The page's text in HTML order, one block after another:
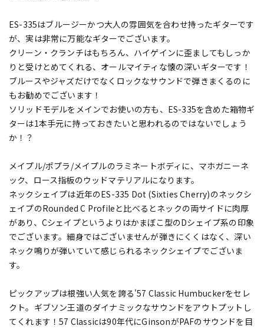
ES-335はブルージーかつ大人の雰囲気を合わせ持ったギターです
が、実は非常に万能なギターでございます。
クリーン・クランチはもちろん、ハイゲインに歪ましてもしっか
りと受けとめてくれる、オールマイティな懐の深いギターです！
ブルースやジャズだけでなくロックなサウンドで弾きまくるのに
もお勧めでございます！
ソリッドモデルをメインでお使いの方も、ES-335を含めた箱物ギ
ターは1本手元に持っておきたいと思われるのではないでしょう
か！？
メイプル/ポプラ/メイプルのラミネートボディに、マホガニーネ
ック、ロース指板のウッドマテリアルになります。
ネックシェイプは近年のES-335 Dot (Sixties Cherry)のネックシ
ェイプのRounded C Profileと比べるとネックの両サイドに肉厚
があり、Cシェイプというよりはかまぼこ型のDシェイプ系の印象
でございます。細身ではございませんが弾きにくくはなく、深い
ネック鳴りが弾いていて感じられるネックシェイプでございま
す。
ピックアップは根強い人気を誇る'57 Classic Humbuckerをセレ
クト。ギブソン王道のダイナミックなサウンドをアウトプットし
てくれます！57 Classicは90年代にGinsonがPAFのサウンドを目